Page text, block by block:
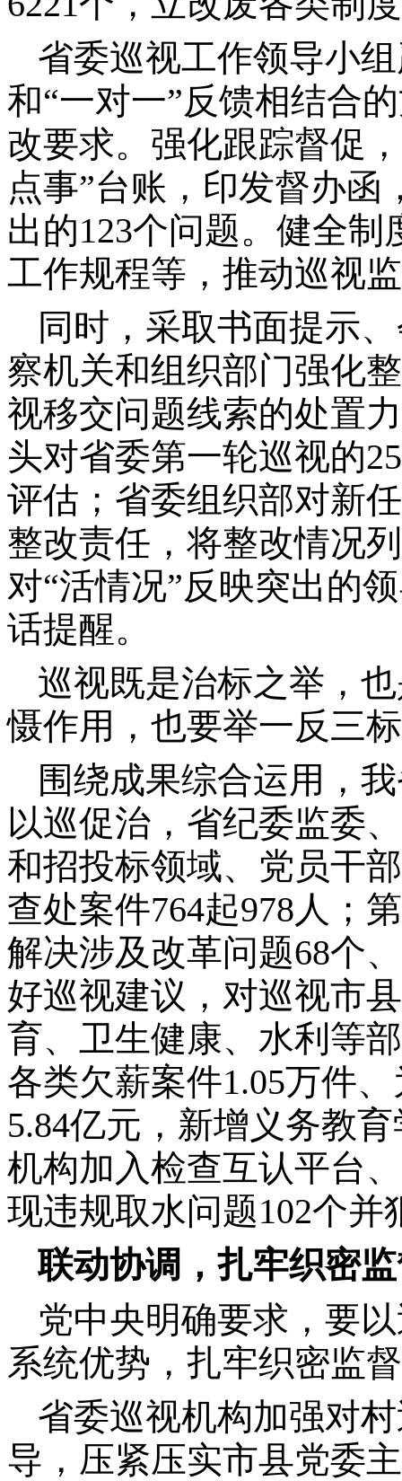
省委巡视工作领导小
和“一对一”反馈相结合
改要求。强化跟踪督促
点事”台账，印发督办
出的123个问题。健全
工作规程等，推动巡视
同时，采取书面提示
察机关和组织部门强化
视移交问题线索的处置
头对省委第一轮巡视的
评估；省委组织部对新
整改责任，将整改情况
对“活情况”反映突出的
话提醒。
巡视既是治标之举，
慑作用，也要举一反三
围绕成果综合运用，
以巡促治，省纪委监委
和招投标领域、党员干
查处案件764起978人；
解决涉及改革问题68个
好巡视建议，对巡视市
育、卫生健康、水利等
各类欠薪案件1.05万件
5.84亿元，新增义务教
机构加入检查互认平台
现违规取水问题102个并
联动协调，扎牢织密
党中央明确要求，要
系统优势，扎牢织密监
省委巡视机构加强对
导，压紧压实市县党委